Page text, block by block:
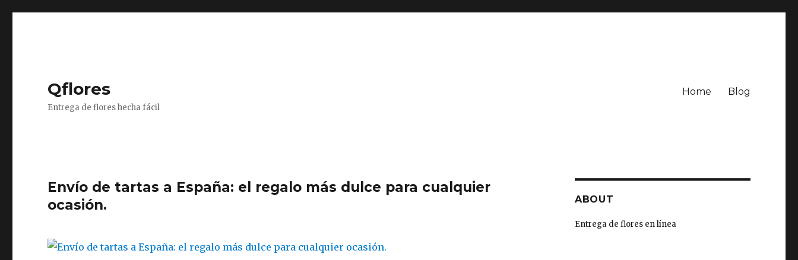
Qflores
Entrega de flores hecha fácil
Home Blog
Envío de tartas a España: el regalo más dulce para cualquier
ocasión.
ABOUT
Entrega de flores en línea